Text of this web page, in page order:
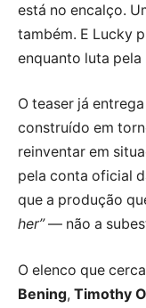
está no encalço.
também. E Lucky
enquanto luta
O teaser já
construído em
reinventar em
pela conta oficial
que a produção
her”— não a
O elenco que
Bening, Timothy